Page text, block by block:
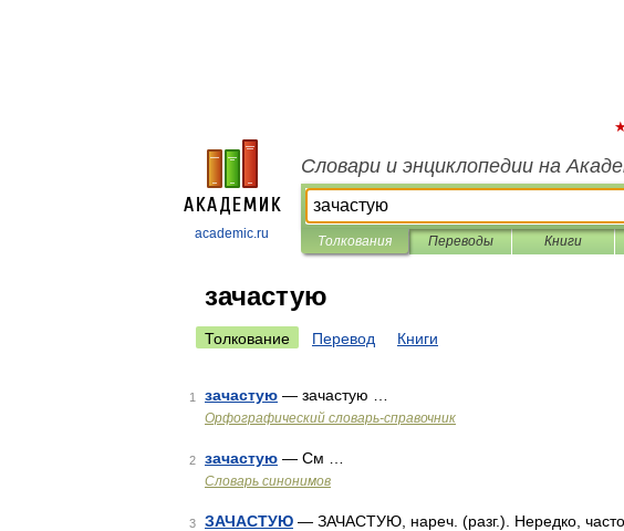
academic.ru
Словари и энциклопедии на
Толкования Переводы Книги
зачастую
Толкование Перевод Книги
1 зачастую — зачастую …
Орфографический словарь-справочник
2 зачастую — См …
Словарь синонимов
3 ЗАЧАСТУЮ — ЗАЧАСТУЮ, нареч. (разг.). Нередко,